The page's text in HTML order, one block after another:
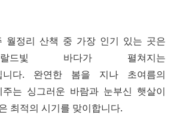
월정리 산책 중 가장 인기 있는 곳은
드빛 바다가 펼쳐지는
니다. 완연한 봄을 지나 초여름의
는 싱그러운 바람과 눈부신 햇살이
최적의 시기를 맞이합니다.